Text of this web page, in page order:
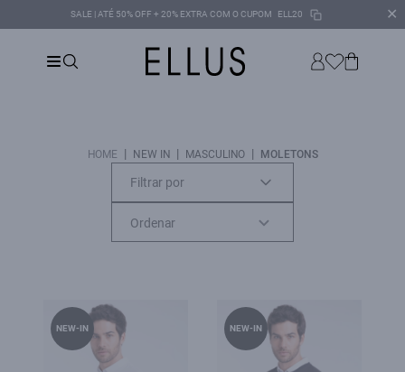
SALE | ATÉ 50% OFF + 20% EXTRA COM O CUPOM ELL20 ✕
HOME | NEW IN | MASCULINO | MOLETONS
Filtrar por
NEW-IN NEW-IN